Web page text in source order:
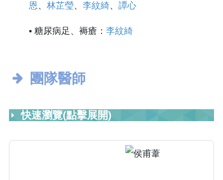
恩、 林芷瑩、 李紋綺、 譚心
• 糖尿病足、褥瘡： 李紋綺
團隊醫師
快速瀏覽(點擊展開)